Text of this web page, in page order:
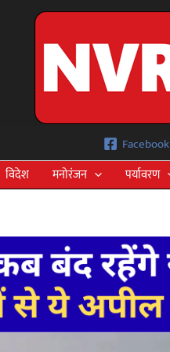
Facebook
विदेश मनोरंजन पर्यावरण